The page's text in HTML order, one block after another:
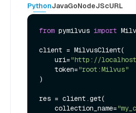
PythonJavaGoNodeJScURL
from pymilvus import
client = MilvusClient(
    uri=
"http://
    token=
"root:Milvus"
)
res = client.get(
    collection_name=